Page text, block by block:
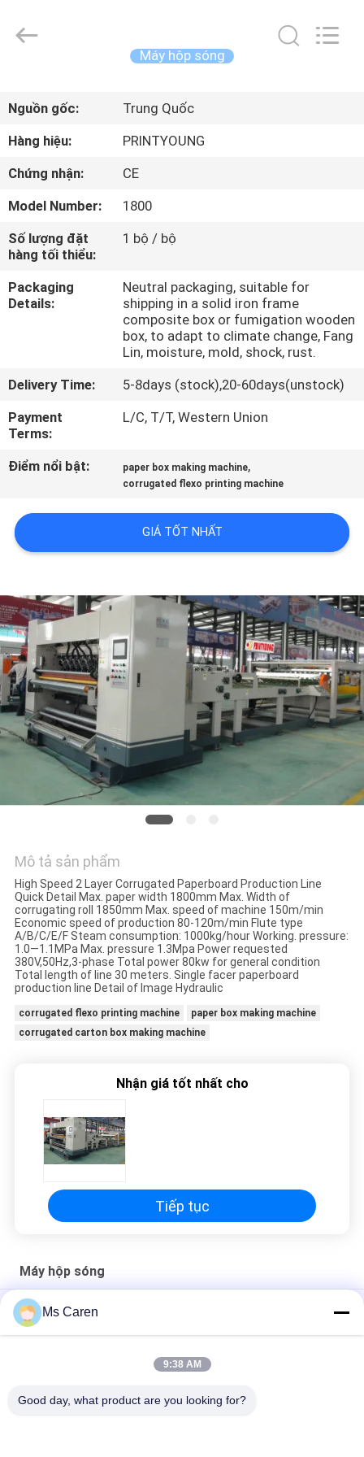
CHỦ
CÁC
SẢN
TÔI
THAM
QUAN
MÁY
SOÁT
CHẤT
LƯỢNG
LIÊN
HỆ
CHÚNG
CẦU
BÁO
GIÁ
SƠ
ĐỒ
TRANG
POLICY
Printyoung
International
Máy hộp sóng
Nguồn gốc:
Trung Quốc
Hàng hiệu:
PRINTYOUNG
Chứng nhận:
CE
Model Number:
1800
Số lượng đặt
hàng tối thiểu:
1 bộ / bộ
Packaging
Details:
Neutral packaging, suitable for
shipping in a solid iron frame
composite box or fumigation wooden
box, to adapt to climate change, Fang
Lin, moisture, mold, shock, rust.
Delivery Time:
5-8days (stock),20-60days(unstock)
Payment
Terms:
L/C, T/T, Western Union
Điểm nổi bật: paper box making machine,
corrugated flexo printing machine
GIÁ TỐT NHẤT
Mô tả sản phẩm
High Speed 2 Layer Corrugated Paperboard Production Line
Quick Detail Max. paper width 1800mm Max. Width of
corrugating roll 1850mm Max. speed of machine 150m/min
Economic speed of production 80-120m/min Flute type
A/B/C/E/F Steam consumption: 1000kg/hour Working. pressure:
1.0—1.1MPa Max. pressure 1.3Mpa Power requested
380V,50Hz,3-phase Total power 80kw for general condition
Total length of line 30 meters. Single facer paperboard
production line Detail of Image Hydraulic
corrugated flexo printing machine
paper box making machine
corrugated carton box making machine
Nhận giá tốt nhất cho
Tiếp tục
Máy hộp sóng
PRY-2508PRO Máy chế tạo hộp bìa lốp tự động
Máy làm hộp tròn trang sức thông minh 18 chiếc / phút
Automatic Corrugated Box Machine Flexo Printing Slotting Die
Ms Caren
9:38 AM
Good day, what product are you looking for?